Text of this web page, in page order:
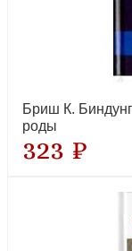
Бриш К.
роды
323 ₽